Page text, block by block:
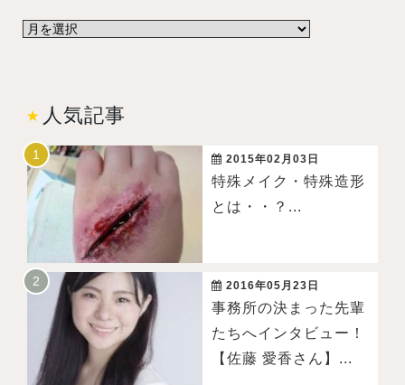
人気記事
2015年02月03日
特殊メイク・特殊造形
とは・・？...
2016年05月23日
事務所の決まった先輩
たちへインタビュー！
【佐藤 愛香さん】...